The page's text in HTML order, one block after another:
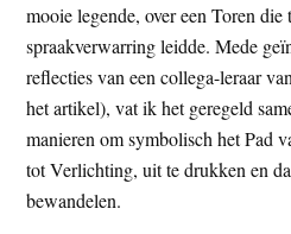
mooie legende, over een Toren
spraakverwarring leidde. Mede
reflecties van een collega-leraar
het artikel), vat ik het geregeld
manieren om symbolisch het Pad
tot Verlichting, uit te drukken en
bewandelen.